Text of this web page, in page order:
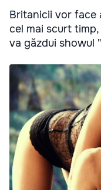
Britanicii vor face
cel mai scurt
va găzdui showul